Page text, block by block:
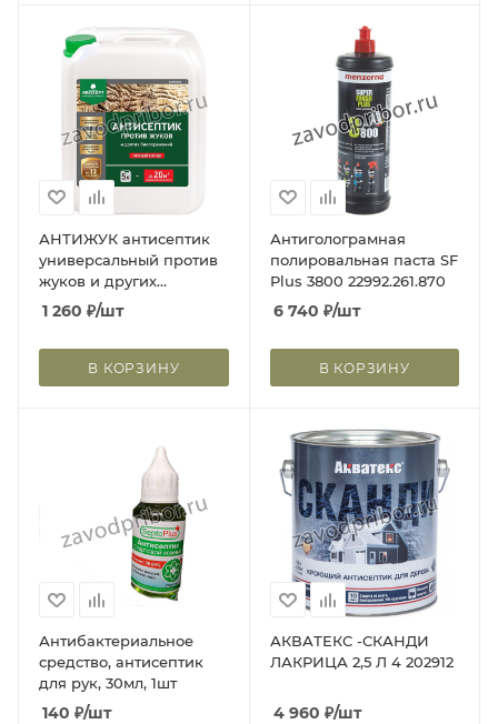
АНТИЖУК антисептик
универсальный против
жуков и других
насекомых Готовый
состав 5л 024-5
1 260 ₽/шт
В КОРЗИНУ
Антиголограмная
полировальная паста SF
Plus 3800 22992.261.870
6 740 ₽/шт
В КОРЗИНУ
Антибактериальное
средство, антисептик
для рук, 30мл, 1шт
140 ₽/шт
АКВАТЕКС -СКАНДИ
ЛАКРИЦА 2,5 Л 4 202912
4 960 ₽/шт